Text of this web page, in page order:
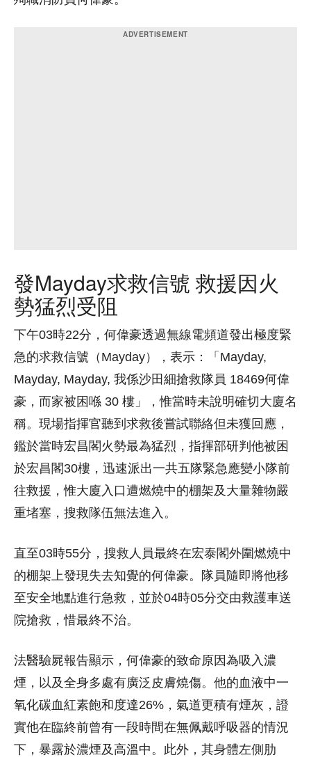
發Mayday求救信號 救援因火
勢猛烈受阻
下午03時22分，何偉豪透過無線電頻道發出極度緊
急的求救信號（Mayday），表示：「Mayday,
Mayday, Mayday, 我係沙田細搶救隊員 18469何偉
豪，而家被困喺 30 樓」，惟當時未說明確切大廈名
稱。現場指揮官聽到求救後嘗試聯絡但未獲回應，
鑑於當時宏昌閣火勢最為猛烈，指揮部研判他被困
於宏昌閣30樓，迅速派出一共五隊緊急應變小隊前
往救援，惟大廈入口遭燃燒中的棚架及大量雜物嚴
重堵塞，搜救隊伍無法進入。
直至03時55分，搜救人員最終在宏泰閣外圍燃燒中
的棚架上發現失去知覺的何偉豪。隊員隨即將他移
至安全地點進行急救，並於04時05分交由救護車送
院搶救，惜最終不治。
法醫驗屍報告顯示，何偉豪的致命原因為吸入濃
煙，以及全身多處有廣泛皮膚燒傷。他的血液中一
氧化碳血紅素飽和度達26%，氣道更積有煙灰，證
實他在臨終前曾有一段時間在無佩戴呼吸器的情況
下，暴露於濃煙及高溫中。此外，其身體左側肋